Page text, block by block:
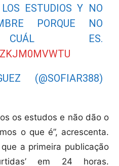
ESTUDIOS Y NO
PORQUE NO
CUÁL ES.
(@SOFIAR388)
os estudos e não dão o
o que é”, acrescenta.
a primeira publicação
em 24 horas.